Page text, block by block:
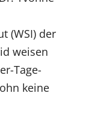
(WSI) der
weisen
Tage-
keine